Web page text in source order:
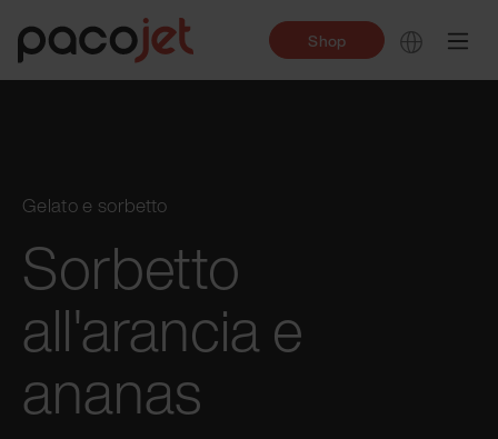
Shop
Gelato e sorbetto
Sorbetto
all'arancia e
ananas